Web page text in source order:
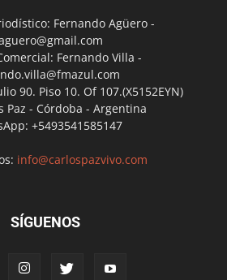
Fernando Agüero -
Fernando Villa -
90. Piso 10. Of 107.(X5152EYN)
Paz - Córdoba - Argentina
+5493541585147
info@carlospazvivo.com
SÍGUENOS